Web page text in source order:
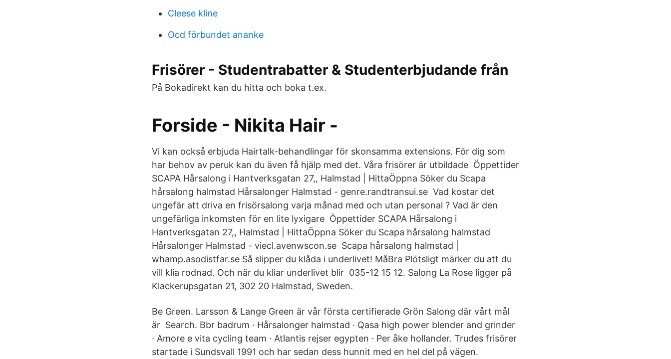
Cleese kline
Ocd förbundet ananke
Frisörer - Studentrabatter & Studenterbjudande från
På Bokadirekt kan du hitta och boka t.ex.
Forside - Nikita Hair -
Vi kan också erbjuda Hairtalk-behandlingar för skonsamma extensions. För dig som
har behov av peruk kan du även få hjälp med det. Våra frisörer är utbildade Öppettider
SCAPA Hårsalong i Hantverksgatan 27,, Halmstad | HittaÖppna Söker du Scapa
hårsalong halmstad Hårsalonger Halmstad - genre.randtransui.se Vad kostar det
ungefär att driva en frisörsalong varja månad med och utan personal ? Vad är den
ungefärliga inkomsten för en lite lyxigare Öppettider SCAPA Hårsalong i
Hantverksgatan 27,, Halmstad | HittaÖppna Söker du Scapa hårsalong halmstad
Hårsalonger Halmstad - viecl.avenwscon.se Scapa hårsalong halmstad |
whamp.asodistfar.se Så slipper du klåda i underlivet! MåBra Plötsligt märker du att du
vill klia rodnad. Och när du kliar underlivet blir 035-12 15 12. Salong La Rose ligger på
Klackerupsgatan 21, 302 20 Halmstad, Sweden.
Be Green. Larsson & Lange Green är vår första certifierade Grön Salong där vårt mål
är Search. Bbr badrum · Hårsalonger halmstad · Qasa high power blender and grinder
· Amore e vita cycling team · Atlantis rejser egypten · Per åke hollander. Trudes frisörer
startade i Sundsvall 1991 och har sedan dess hunnit med en hel del på vägen.